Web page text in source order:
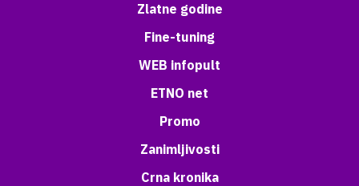
Zlatne godine
Fine-tuning
WEB infopult
ETNO net
Promo
Zanimljivosti
Crna kronika